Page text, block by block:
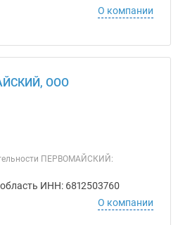
О компании
ООО
ПЕРВОМАЙСКИЙ:
ИНН: 6812503760
О компании